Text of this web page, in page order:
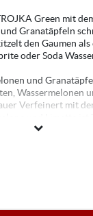
Green mit
Granatäpfeln
den Gaumen
oder Soda
und
Wassermelonen
Verfeinert mit
Farbe